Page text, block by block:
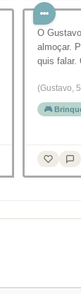
O
almoçar.
quis falar.
(Gustavo,
🎮